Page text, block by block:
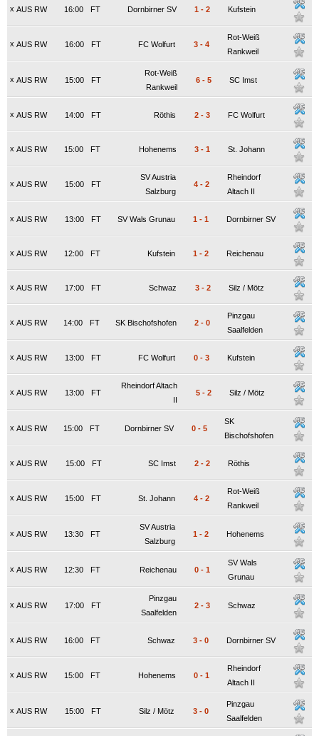
x AUS RW FT
16:00 Dornbirner SV 1 - 2 Kufstein
x AUS RW FT
16:00 FC Wolfurt 3 - 4
Rot-Weiß
Rankweil
x AUS RW FT
15:00
Rot-Weiß
Rankweil
6 - 5 SC Imst
x AUS RW FT
14:00 Röthis 2 - 3 FC Wolfurt
x AUS RW FT
15:00 Hohenems 3 - 1 St. Johann
x AUS RW FT
15:00
SV Austria
Salzburg
4 - 2
Rheindorf
Altach II
x AUS RW FT
13:00 SV Wals Grunau 1 - 1 Dornbirner SV
x AUS RW FT
12:00 Kufstein 1 - 2 Reichenau
x AUS RW FT
17:00 Schwaz 3 - 2 Silz / Mötz
x AUS RW FT
14:00 SK Bischofshofen 2 - 0
Pinzgau
Saalfelden
x AUS RW FT
13:00 FC Wolfurt 0 - 3 Kufstein
x AUS RW FT
13:00
Rheindorf Altach
II
5 - 2 Silz / Mötz
x AUS RW FT
15:00 Dornbirner SV 0 - 5
SK
Bischofshofen
x AUS RW FT
15:00 SC Imst 2 - 2 Röthis
x AUS RW FT
15:00 St. Johann 4 - 2
Rot-Weiß
Rankweil
x AUS RW FT
13:30
SV Austria
Salzburg
1 - 2 Hohenems
x AUS RW FT
12:30 Reichenau 0 - 1
SV Wals
Grunau
x AUS RW FT
17:00
Pinzgau
Saalfelden
2 - 3 Schwaz
x AUS RW FT
16:00 Schwaz 3 - 0 Dornbirner SV
x AUS RW FT
15:00 Hohenems 0 - 1
Rheindorf
Altach II
x AUS RW FT
15:00 Silz / Mötz 3 - 0
Pinzgau
Saalfelden